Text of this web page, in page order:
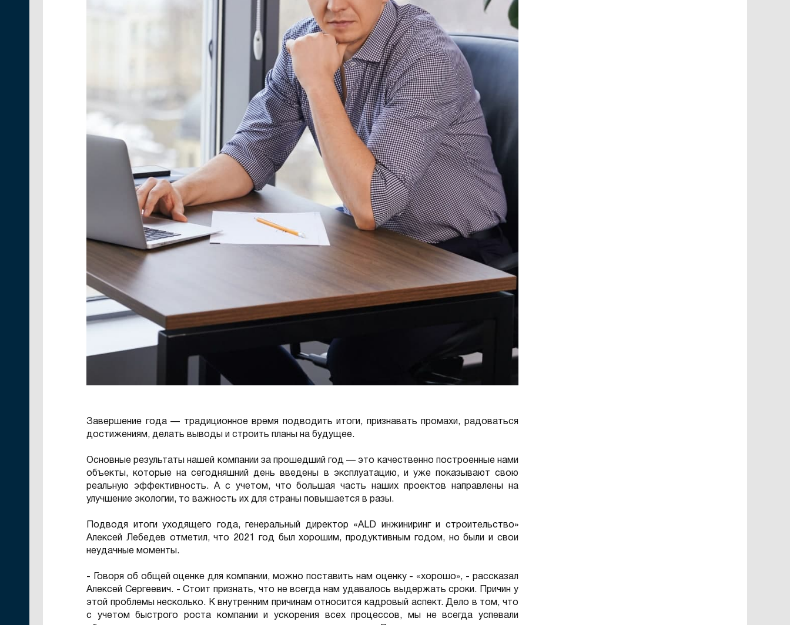
Завершение года — традиционное время подводить итоги, признавать промахи, радоваться
достижениям, делать выводы и строить планы на будущее.
Основные результаты нашей компании за прошедший год — это качественно построенные нами
объекты, которые на сегодняшний день введены в эксплуатацию, и уже показывают свою
реальную эффективность. А с учетом, что большая часть наших проектов направлены на
улучшение экологии, то важность их для страны повышается в разы.
Подводя итоги уходящего года, генеральный директор «ALD инжиниринг и строительство»
Алексей Лебедев отметил, что 2021 год был хорошим, продуктивным годом, но были и свои
неудачные моменты.
- Говоря об общей оценке для компании, можно поставить нам оценку - «хорошо», - рассказал
Алексей Сергеевич. - Стоит признать, что не всегда нам удавалось выдержать сроки. Причин у
этой проблемы несколько. К внутренним причинам относится кадровый аспект. Дело в том, что
с учетом быстрого роста компании и ускорения всех процессов, мы не всегда успевали